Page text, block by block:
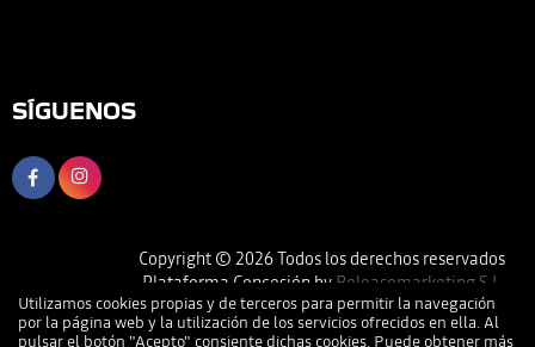
Utilizamos cookies propias y de terceros para permitir la navegación
por la página web y la utilización de los servicios ofrecidos en ella. Al
pulsar el botón "Acepto" consiente dichas cookies. Puede obtener más
SÍGUENOS
Copyright © 2026 Todos los derechos reservados
Plataforma Concesión by Releasemarketing S.L.